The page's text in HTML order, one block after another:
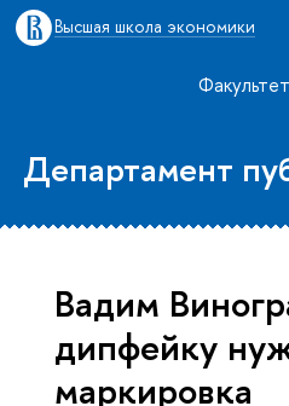
Высшая школа экономики
Департамент
Вадим
дипфейку
маркировка